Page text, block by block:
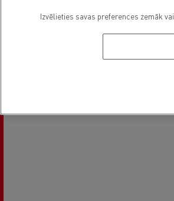
Izvēlieties savas preferences zemāk vai